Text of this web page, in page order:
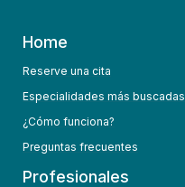
Home
Reserve una cita
Especialidades más buscadas
¿Cómo funciona?
Preguntas frecuentes
Profesionales